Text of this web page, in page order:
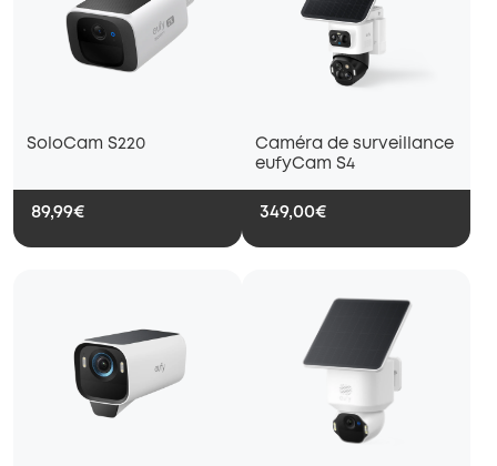
SoloCam S220
89,99€
Caméra de surveillance
eufyCam S4
349,00€